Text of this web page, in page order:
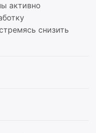
активно
снизить